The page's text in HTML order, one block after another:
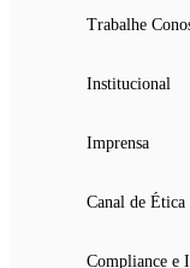
Trabalhe
Institucional
Imprensa
Canal de
Compliance e